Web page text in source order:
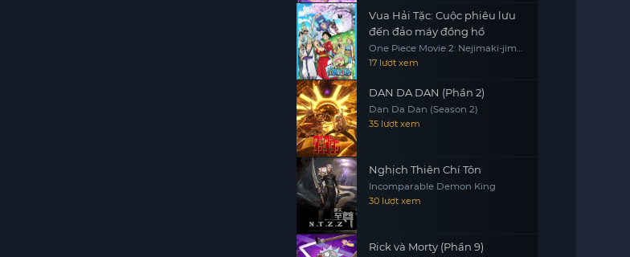
Vua Hải Tặc: Cuộc phiêu lưu
đến đảo máy đồng hồ
One Piece Movie 2: Nejimaki-jima
no Daibouken, One Piece:
Nejimakijima no Bouken, One
17 lượt xem
DAN DA DAN (Phần 2)
Dan Da Dan (Season 2)
35 lượt xem
Nghịch Thiên Chí Tôn
Incomparable Demon King
30 lượt xem
Rick và Morty (Phần 9)